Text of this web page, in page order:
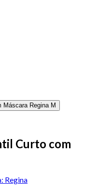
Curto com
Regina